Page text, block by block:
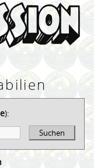
):
Suchen